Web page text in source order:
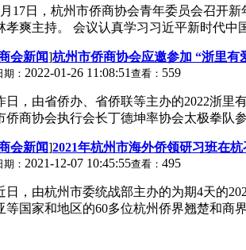
17日，杭州市侨商协会青年委员会召开
孝爽主持。 会议认真学习习近平新时代中
会新闻]杭州市侨商协会应邀参加 “浙里有
期： 2022-01-26 11:08:51 查看： 559
日，由省侨办、省侨联等主办的2022浙里
侨商协会执行会长丁德坤率协会太极拳队
会新闻]2021年杭州市海外侨领研习班在杭
期： 2021-12-07 10:45:55查看： 495
日，由杭州市委统战部主办的为期4天的
等国家和地区的60多位杭州侨界翘楚和商